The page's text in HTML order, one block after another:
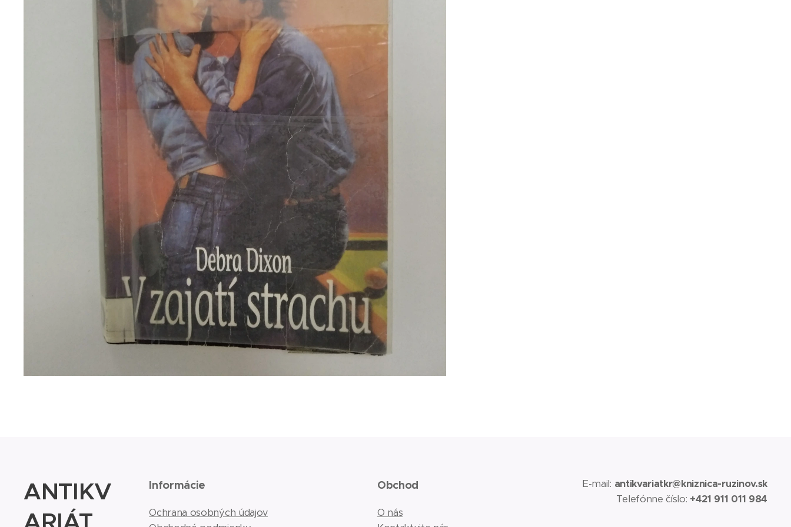
ANTIKV
ARIÁT
Informácie
Ochrana osobných údajov
Obchod
O nás
E-mail: antikvariatkr@kniznica-ruzinov.sk
Telefónne číslo: +421 911 011 984